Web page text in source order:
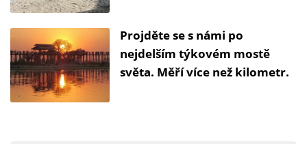
Projděte se s námi po
nejdelším týkovém mostě
světa. Měří více než kilometr.